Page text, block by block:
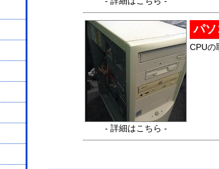
- 詳細はこちら -
パ
CPUの